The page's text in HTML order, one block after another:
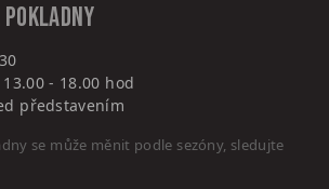
- 18.00 hod
představením
se může měnit podle sezóny, sledujte